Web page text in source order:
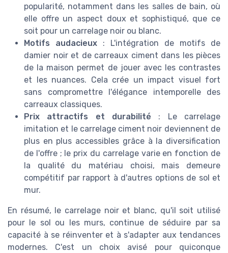
popularité, notamment dans les salles de bain, où
elle offre un aspect doux et sophistiqué, que ce
soit pour un carrelage noir ou blanc.
Motifs audacieux : L'intégration de motifs de
damier noir et de carreaux ciment dans les pièces
de la maison permet de jouer avec les contrastes
et les nuances. Cela crée un impact visuel fort
sans compromettre l'élégance intemporelle des
carreaux classiques.
Prix attractifs et durabilité : Le carrelage
imitation et le carrelage ciment noir deviennent de
plus en plus accessibles grâce à la diversification
de l'offre ; le prix du carrelage varie en fonction de
la qualité du matériau choisi, mais demeure
compétitif par rapport à d'autres options de sol et
mur.
En résumé, le carrelage noir et blanc, qu'il soit utilisé
pour le sol ou les murs, continue de séduire par sa
capacité à se réinventer et à s'adapter aux tendances
modernes. C'est un choix avisé pour quiconque